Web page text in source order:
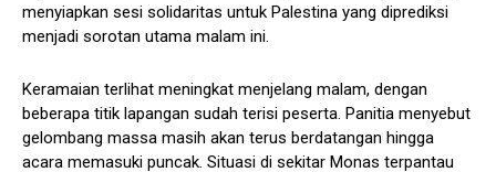
menyiapkan sesi solidaritas untuk Palestina yang diprediksi
menjadi sorotan utama malam ini.
Keramaian terlihat meningkat menjelang malam, dengan
beberapa titik lapangan sudah terisi peserta. Panitia menyebut
gelombang massa masih akan terus berdatangan hingga
acara memasuki puncak. Situasi di sekitar Monas terpantau